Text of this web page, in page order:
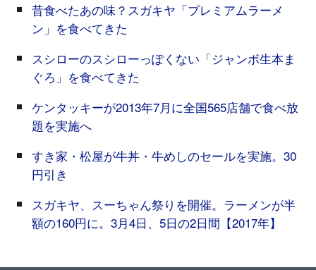
昔食べたあの味？スガキヤ「プレミアムラーメ
ン」を食べてきた
スシローのスシローっぽくない「ジャンボ生本ま
ぐろ」を食べてきた
ケンタッキーが2013年7月に全国565店舗で食べ放
題を実施へ
すき家・松屋が牛丼・牛めしのセールを実施。30
円引き
スガキヤ、スーちゃん祭りを開催。ラーメンが半
額の160円に。3月4日、5日の2日間【2017年】